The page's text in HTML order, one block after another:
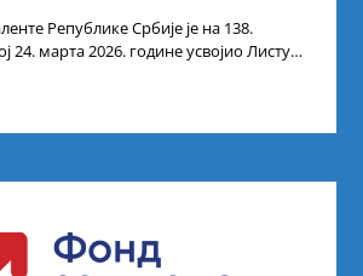
Републике Србије је на 138.
24. марта 2026. године усвојио Листу